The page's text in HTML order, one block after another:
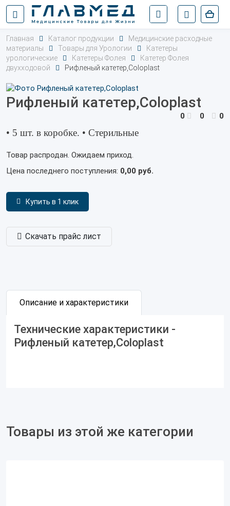
Главная Каталог продукции
Медицинские расходные
материалы
Товары для Урологии
Катетеры
урологические
Катетеры Фолея
Катетер Фолея
двухходовой
Рифленый катетер,Coloplast
Рифленый катетер,Coloplast
0 0 0
• 5 шт. в коробке. • Стерильные
Товар распродан. Ожидаем приход.
Цена последнего поступления: 0,00 руб.
Купить в 1 клик
Скачать прайс лист
Описание и характеристики
Технические характеристики -
Рифленый катетер,Coloplast
Товары из этой же категории